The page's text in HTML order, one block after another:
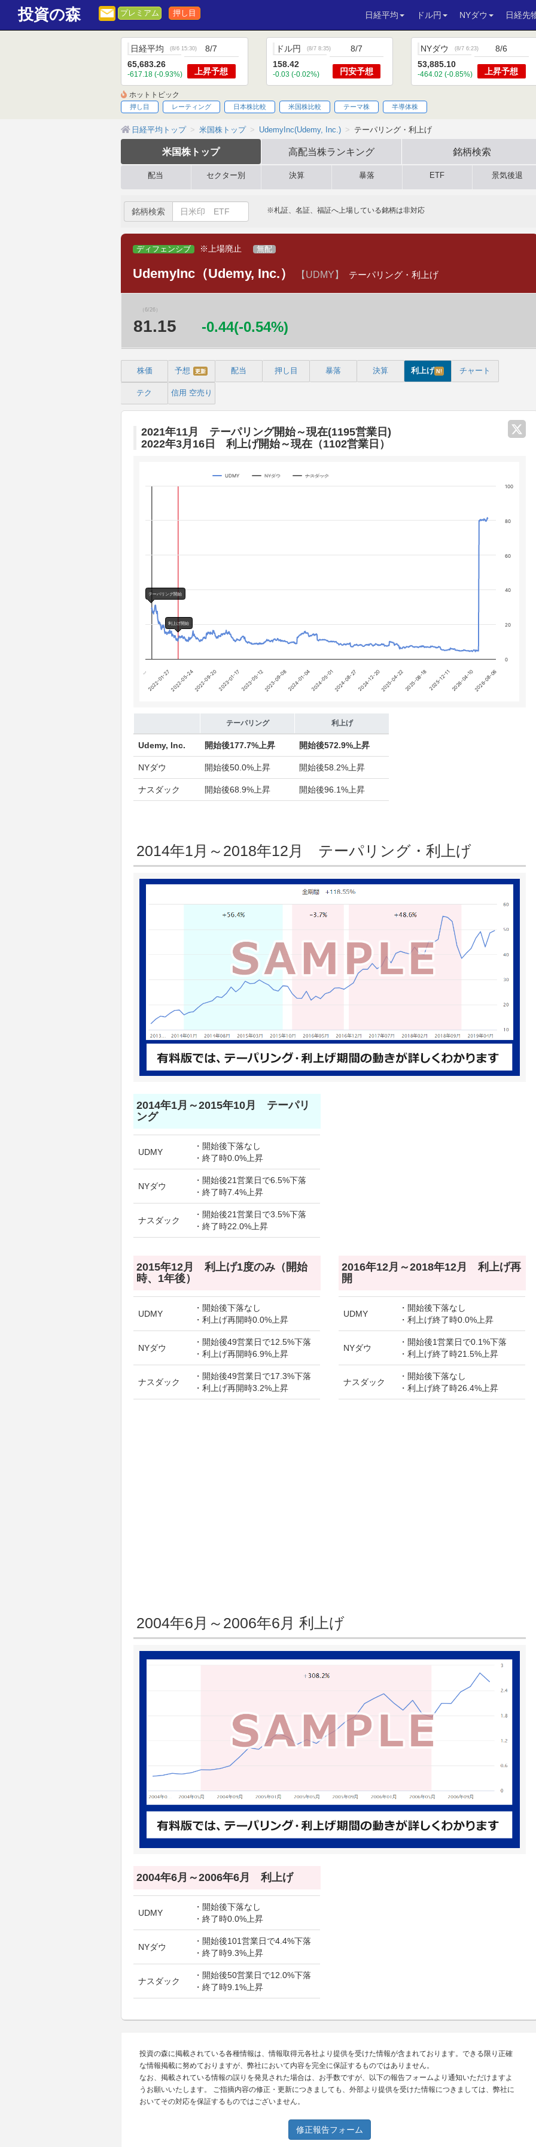
投資の森 プレミアム 押し目 日経平均 ドル円 NYダウ 日経先
日経平均 (8/6 15:30)
65,683.26
-617.18 (-0.93%)
8/7
上昇予想
ドル円 (8/7 8:35)
158.42
-0.03 (-0.02%)
8/7
円安予想
NYダウ (8/7 6:23)
53,885.10
-464.02 (-0.85%)
8/6
上昇予想
ホットトピック
押し目 レーティング 日本株比較 米国株比較 テーマ株 半導体株
日経平均トップ 米国株トップ UdemyInc(Udemy, Inc.) テーパリング・利上げ
米国株 トップ 高配当株ランキング 銘柄検索
配当 セクター別 決算 暴落 ETF 景気後退
銘柄検索 ※札証、名証、福証へ上場している銘柄は非対応
ディフェンシブ ※上場廃止 無配
UdemyInc（Udemy, Inc.） 【UDMY】 テーパリング・利上げ
（6/26）
81.15 -0.44(-0.54%)
株価 予想 更新 配当 押し目 暴落 決算 利上げ N! チャート
テク 信用 空売り
2021年11月 テーパリング開始～現在(1195営業日)
2022年3月16日 利上げ開始～現在（1102営業日）
Chart
テーパリング開始
利上げ開始
UDMY NYダウ ナスダック
… 2022-01-272022-05-242022-09-20 2023-01-17 2023-05-122023-09-082024-01-042024-05-012024-08-27 2024-12-202025-04-222025-08-18 2025-12-112026-04-102026-08-06
0
20
40
60
80
100
テーパリング 利上げ
Udemy, Inc. 開始後177.7%上昇 開始後572.9%上昇
NYダウ 開始後50.0%上昇 開始後58.2%上昇
ナスダック 開始後68.9%上昇 開始後96.1%上昇
2014年1月～2018年12月 テーパリング・利上げ
2014年1月～2015年10月 テーパリ
ング
UDMY
・開始後下落なし
・終了時0.0%上昇
NYダウ
・開始後21営業日で6.5%下落
・終了時7.4%上昇
ナスダック
・開始後21営業日で3.5%下落
・終了時22.0%上昇
2015年12月 利上げ1度のみ（開始
時、1年後）
UDMY
・開始後下落なし
・利上げ再開時0.0%上昇
NYダウ
・開始後49営業日で12.5%下落
・利上げ再開時6.9%上昇
ナスダック
・開始後49営業日で17.3%下落
・利上げ再開時3.2%上昇
2016年12月～2018年12月 利上げ再
開
UDMY
・開始後下落なし
・利上げ終了時0.0%上昇
NYダウ
・開始後1営業日で0.1%下落
・利上げ終了時21.5%上昇
ナスダック
・開始後下落なし
・利上げ終了時26.4%上昇
2004年6月～2006年6月 利上げ
2004年6月～2006年6月 利上げ
UDMY
・開始後下落なし
・終了時0.0%上昇
NYダウ
・開始後101営業日で4.4%下落
・終了時9.3%上昇
ナスダック
・開始後50営業日で12.0%下落
・終了時9.1%上昇
投資の森に掲載されている各種情報は、情報取得元各社より提供を受けた情報が含まれております。できる限り正確
な情報掲載に努めておりますが、弊社において内容を完全に保証するものではありません。
なお、掲載されている情報の誤りを発見された場合は、お手数ですが、以下の報告フォームより通知いただけますよ
うお願いいたします。 ご指摘内容の修正・更新につきましても、外部より提供を受けた情報につきましては、弊社に
おいてその対応を保証するものではございません。
修正報告フォーム